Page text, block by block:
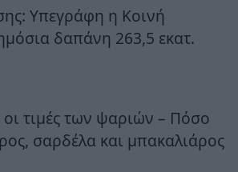
Υπεγράφη η Κοινή
δαπάνη 263,5 εκατ.
οι τιμές των ψαριών – Πόσο
σαρδέλα και μπακαλιάρος